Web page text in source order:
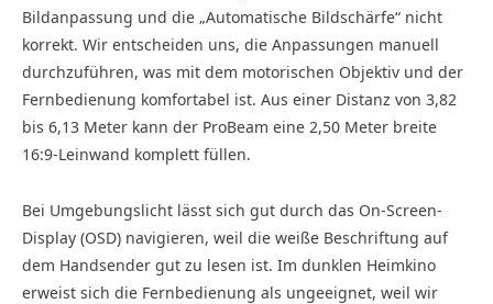
Bildanpassung und die „Automatische Bildschärfe“ nicht
korrekt. Wir entscheiden uns, die Anpassungen manuell
durchzuführen, was mit dem motorischen Objektiv und der
Fernbedienung komfortabel ist. Aus einer Distanz von 3,82
bis 6,13 Meter kann der ProBeam eine 2,50 Meter breite
16:9-Leinwand komplett füllen.
Bei Umgebungslicht lässt sich gut durch das On-Screen-
Display (OSD) navigieren, weil die weiße Beschriftung auf
dem Handsender gut zu lesen ist. Im dunklen Heimkino
erweist sich die Fernbedienung als ungeeignet, weil wir